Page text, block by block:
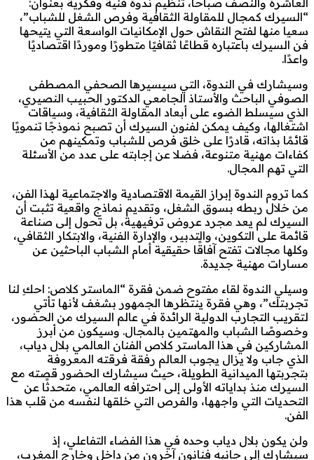
“السيرك كمجال للمقاولة الثقافية وفرص الشغل للشباب”،
سعيا منها لفتح النقاش حول الإمكانيات الواسعة التي يتيحها
فن السيرك باعتباره قطاعًا ثقافيًا متطورًا وموردًا اقتصاديًا
واعدًا.
وسيشارك في الندوة، التي سيسيرها الصحفي المصطفى
الصوفي الباحث والأستاذ الجامعي الدكتور الحبيب النصيري،
الذي سيسلط الضوء على أبعاد المقاولة الثقافية، وسياقات
اشتغالها، وكيف يمكن لفنون السيرك أن تصبح نموذجًا تنمويًا
قائمًا بذاته، قادرًا على خلق فرص للشباب وتمكينهم من
كفاءات مهنية متنوعة، فضلا عن إجابته على عدد من الأسئلة
التي تهم المجال.
كما تروم الندوة إبراز القيمة الاقتصادية والاجتماعية لهذا الفن،
من خلال ربطه بسوق الشغل، وتقديم نماذج واقعية تثبت أن
السيرك لم يعد مجرد عروض ترفيهية، بل تحول إلى صناعة
قائمة على التكوين، والتدبير، والإدارة الفنية، والابتكار الثقافي،
وكلها مجالات تفتح آفاقًا حقيقية أمام الشباب الباحثين عن
مسارات مهنية جديدة.
وسيلي الندوة لقاء مفتوح ضمن فقرة “الماستر كلاص: احكِ لنا
تجربتك”، وهي فقرة ينتظرها الجمهور بشغف لأنها تأتي
لتقريب التجارب الدولية الرائدة في عالم السيرك من الحضور،
وخصوصًا الشباب والمهتمين بالمجال. وسيكون من أبرز
المشاركين في هذا الماستر كلاص الفنان العالمي بلال دياب،
الذي جاب ولا يزال يجوب العالم رفقة فرقته المعروفة
بتجربتها الميدانية الطويلة، حيث سيشارك الحضور قصته مع
السيرك منذ بداياته الأولى إلى احترافه العالمي، متحدثًا عن
التحديات التي واجهها، والفرص التي خلقها لنفسه من قلب هذا
الفن.
ولن يكون بلال دياب وحده في هذا الفضاء التفاعلي، إذ
سيشارك إلى جانبه فنانون آخرون من داخل وخارج المغرب،